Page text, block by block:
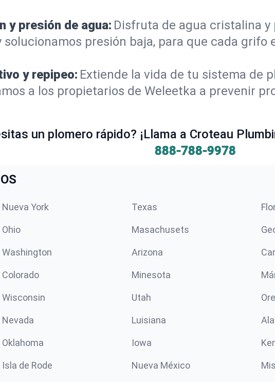
y presión de agua: Disfruta de agua cristalina
presión baja, para que cada grifo
y repipeo: Extiende la vida de tu sistema de
a los propietarios de Weleetka a prevenir
un plomero rápido? ¡Llama a Croteau
888-788-9978
Nueva York Texas
Ohio Masachusets
Washington Arizona
Colorado Minesota
Wisconsin Utah
Nevada Luisiana
Oklahoma Iowa
Isla de Rode Nueva México